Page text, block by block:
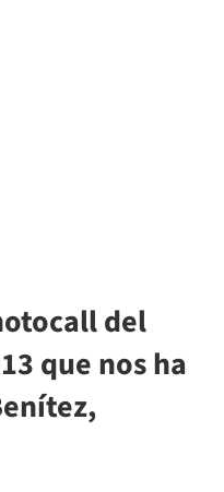
del
que nos ha